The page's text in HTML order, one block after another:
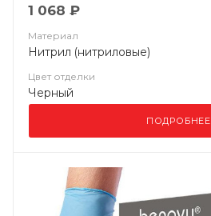
1 068 ₽
Материал
Нитрил (нитриловые)
Цвет отделки
Черный
ПОДРОБНЕЕ